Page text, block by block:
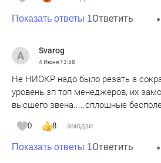
Показать ответы 1Ответить
Svarog
4 Июня13:58
Не НИОКР надо было резать а
уровень зп топ менеджеров, их
высшего звена.....сплошные
0 8 эмодзи
Показать ответы 1Ответить